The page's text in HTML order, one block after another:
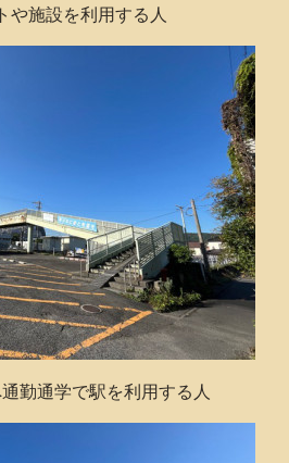
や施設を利用する人
勤通学で駅を利用する人